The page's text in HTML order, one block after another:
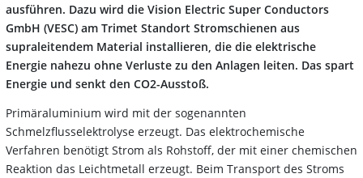
ausführen. Dazu wird die Vision Electric Super Conductors
GmbH (VESC) am Trimet Standort Stromschienen aus
supraleitendem Material installieren, die die elektrische
Energie nahezu ohne Verluste zu den Anlagen leiten. Das spart
Energie und senkt den CO2-Ausstoß.
Primäraluminium wird mit der sogenannten
Schmelzflusselektrolyse erzeugt. Das elektrochemische
Verfahren benötigt Strom als Rohstoff, der mit einer chemischen
Reaktion das Leichtmetall erzeugt. Beim Transport des Stroms